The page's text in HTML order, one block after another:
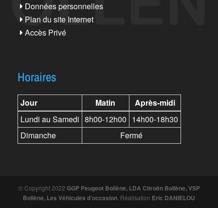
Données personnelles
Plan du site Internet
Accès Privé
Horaires
Jour Matin
Après-midi
Lundi au Samedi 8h00-12h00 14h00-18h30
Dimanche
Fermé
© Copyright 2022 GGP Peugeot Bollène, LDA Citroën Bollène, VSP
Bollène, Les Véhicules d'occasion . Réalisation Eric DANIELOU